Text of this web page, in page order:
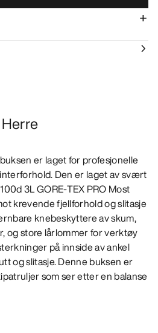
er laget for profesjonelle
Den er laget av svært
3L GORE-TEX PRO Most
krevende fjellforhold og slitasje
knebeskyttere av skum,
og store lårlommer for verktøy
på innside av ankel
og slitasje. Denne buksen er
som ser etter en balanse